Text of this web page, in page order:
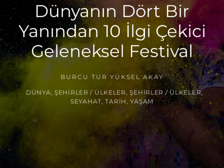
Dünyanın Dört Bir
Yanından 10 İlgi Çekici
Geleneksel Festival
BURCU TUR YÜKSEL AKAY
DÜNYA ŞEHIRLER / ÜLKELER ,ŞEHIRLER / ÜLKELER,
SEYAHAT ,TARIH ,YAŞAM